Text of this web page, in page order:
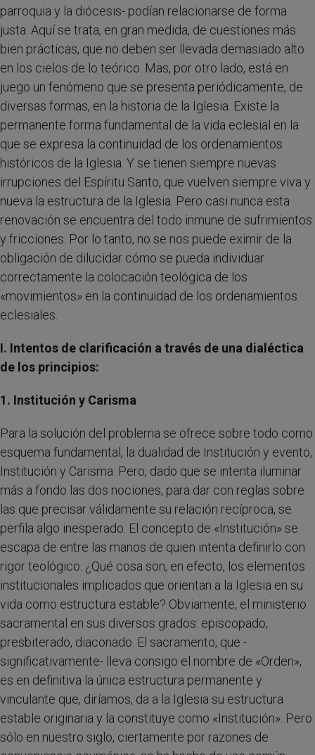
parroquia y la diócesis- podían relacionarse de forma
justa. Aquí se trata, en gran medida, de cuestiones más
bien prácticas, que no deben ser llevada demasiado alto
en los cielos de lo teórico. Mas, por otro lado, está en
juego un fenómeno que se presenta periódicamente, de
diversas formas, en la historia de la Iglesia. Existe la
permanente forma fundamental de la vida eclesial en la
que se expresa la continuidad de los ordenamientos
históricos de la Iglesia. Y se tienen siempre nuevas
irrupciones del Espíritu Santo, que vuelven siempre viva y
nueva la estructura de la Iglesia. Pero casi nunca esta
renovación se encuentra del todo inmune de sufrimientos
y fricciones. Por lo tanto, no se nos puede eximir de la
obligación de dilucidar cómo se pueda individuar
correctamente la colocación teológica de los
«movimientos» en la continuidad de los ordenamientos
eclesiales.
I. Intentos de clarificación a través de una dialéctica
de los principios:
1. Institución y Carisma
Para la solución del problema se ofrece sobre todo como
esquema fundamental, la dualidad de Institución y evento,
Institución y Carisma. Pero, dado que se intenta iluminar
más a fondo las dos nociones, para dar con reglas sobre
las que precisar válidamente su relación recíproca, se
perfila algo inesperado. El concepto de «Institución» se
escapa de entre las manos de quien intenta definirlo con
rigor teológico. ¿Qué cosa son, en efecto, los elementos
institucionales implicados que orientan a la Iglesia en su
vida como estructura estable? Obviamente, el ministerio
sacramental en sus diversos grados: episcopado,
presbiterado, diaconado. El sacramento, que -
significativamente- lleva consigo el nombre de «Orden»,
es en definitiva la única estructura permanente y
vinculante que, diríamos, da a la Iglesia su estructura
estable originaria y la constituye como «Institución». Pero
sólo en nuestro siglo, ciertamente por razones de